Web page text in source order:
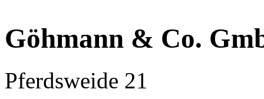
Göhmann & Co.
Pferdsweide 21